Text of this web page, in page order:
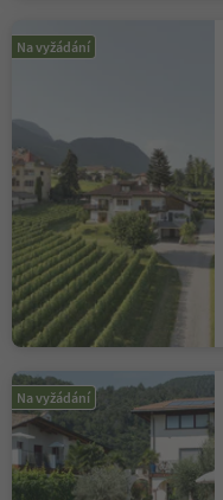
Na vyžádání
Na vyžádání